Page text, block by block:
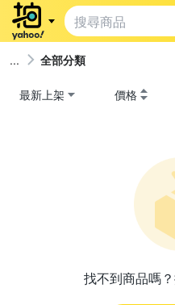
全部分類
最新上架 價格
找不到商品嗎